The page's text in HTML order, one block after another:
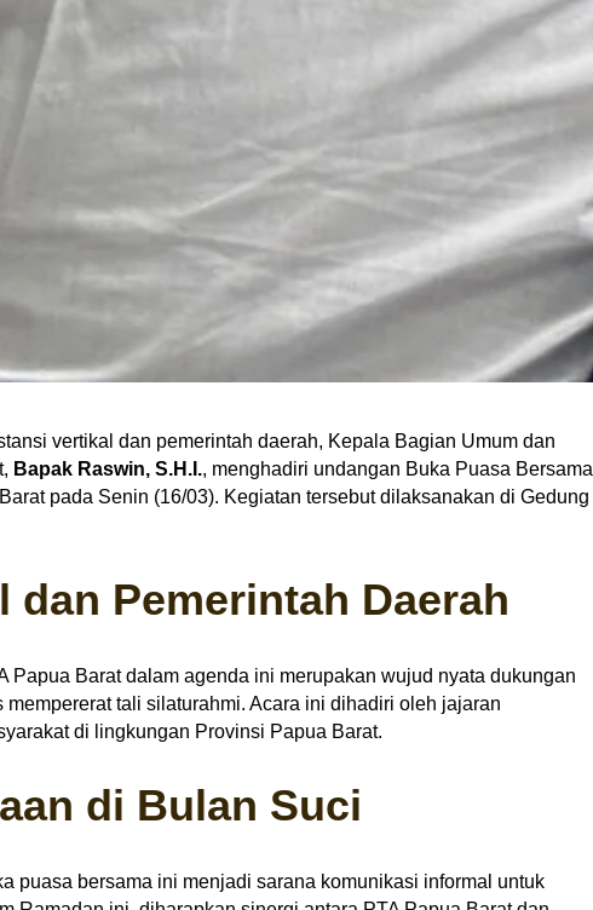
vertikal dan pemerintah daerah, Kepala Bagian Umum dan
Bapak Raswin, S.H.I., menghadiri undangan Buka Puasa Bersama
pada Senin (16/03). Kegiatan tersebut dilaksanakan di Gedung
Pemerintah Daerah
Barat dalam agenda ini merupakan wujud nyata dukungan
tali silaturahmi. Acara ini dihadiri oleh jajaran
di lingkungan Provinsi Papua Barat.
di Bulan Suci
puasa bersama ini menjadi sarana komunikasi informal untuk